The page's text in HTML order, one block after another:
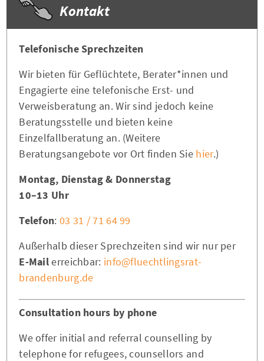
Kontakt
Telefonische Sprechzeiten
Wir bieten für Geflüchtete, Berater*innen und
Engagierte eine telefonische Erst- und
Verweisberatung an. Wir sind jedoch keine
Beratungsstelle und bieten keine
Einzelfallberatung an. (Weitere
Beratungsangebote vor Ort finden Sie hier.)
Montag, Dienstag & Donnerstag
10–13 Uhr
Telefon: 03 31 / 71 64 99
Außerhalb dieser Sprechzeiten sind wir nur per
E-Mailerreichbar: info@fluechtlingsrat-
brandenburg.de
Consultation hours by phone
We offer initial and referral counselling by
telephone for refugees, counsellors and